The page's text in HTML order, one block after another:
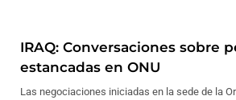
IRAQ: Conversaciones sobre
estancadas en ONU
Las negociaciones iniciadas en la sede de la